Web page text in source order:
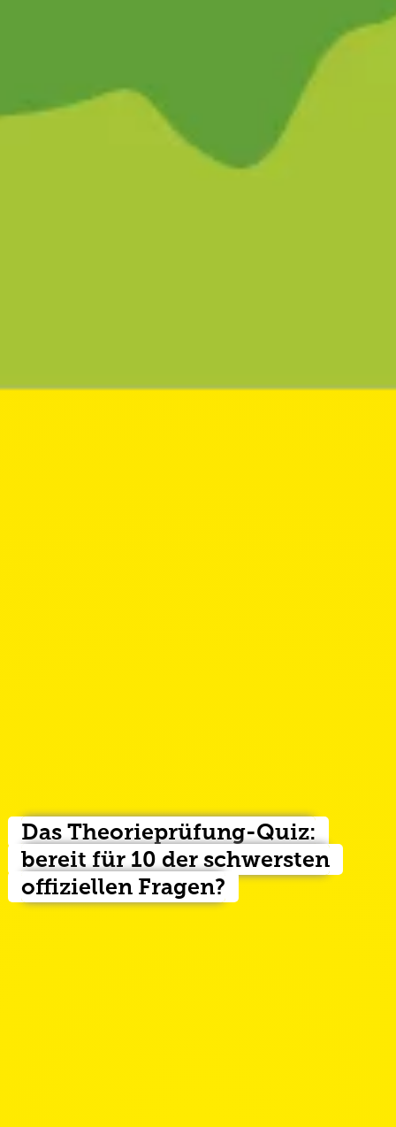
Das Theorieprüfung-Quiz:
bereit für 10 der schwersten
offiziellen Fragen?